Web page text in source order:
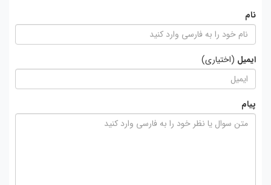
نام
ایمیل (اختیاری)
پیام